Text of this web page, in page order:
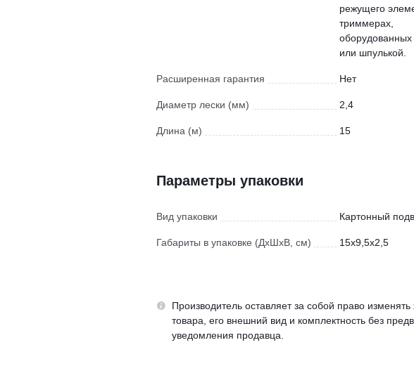
режущего
триммерах,
оборудованных
или шпулькой.
Расширенная гарантия Нет
Диаметр лески (мм) 2,4
Длина (м) 15
Параметры упаковки
Вид упаковки Картонный
Габариты в упаковке (ДхШхВ, см) 15x9,5x2,5
Производитель оставляет за собой право изменять
товара, его внешний вид и комплектность без
уведомления продавца.